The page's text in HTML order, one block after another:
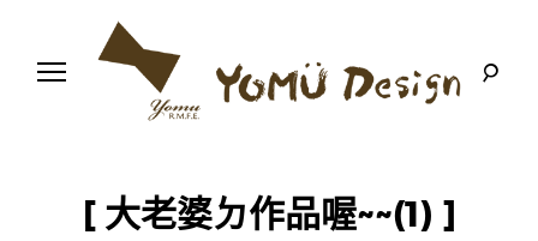
o
木
[ 大老婆ㄉ作品喔~~(1) ]